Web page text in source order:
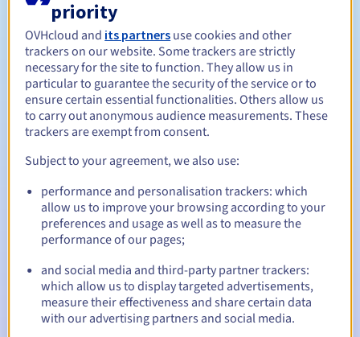
Verlengingsperiode Tussen 1 en 5 jaar
Inlosperiode 30 dagen
Automatische meldingen:
Waarschuwings-e-mails:60, 30, 15, 7 en 3 dagen vóór de
vervaldatum
E-mail op de vervaldatumom de schorsing van de
domeinnaam te melden
E-mail na de Redemption Grace Periodom de
verwijdering van de domeinnaam te melden
priority
OVHcloud and its partners use cookies and other
trackers on our website. Some trackers are strictly
necessary for the site to function. They allow us in
particular to guarantee the security of the service or to
ensure certain essential functionalities. Others allow us
to carry out anonymous audience measurements. These
trackers are exempt from consent.
Subject to your agreement, we also use:
performance and personalisation trackers: which
allow us to improve your browsing according to your
preferences and usage as well as to measure the
performance of our pages;
and social media and third-party partner trackers:
which allow us to display targeted advertisements,
measure their effectiveness and share certain data
with our advertising partners and social media.